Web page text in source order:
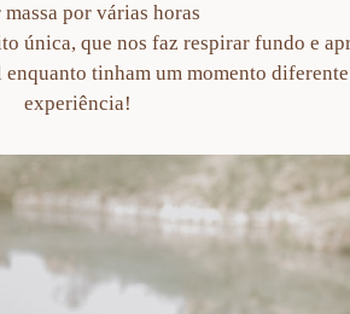
massa por várias horas
única, que nos faz respirar fundo e
tinham um momento
experiência!